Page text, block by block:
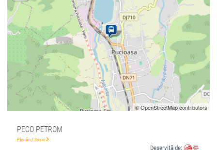
© OpenStreetMap contributors
PECO PETROM
Plecări / Sosiri
Deservită de: